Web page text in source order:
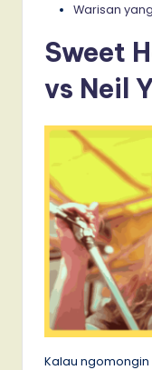
Warisan
Sweet
vs Neil
Kalau ngomongin